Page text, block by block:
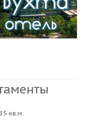
кв.м.